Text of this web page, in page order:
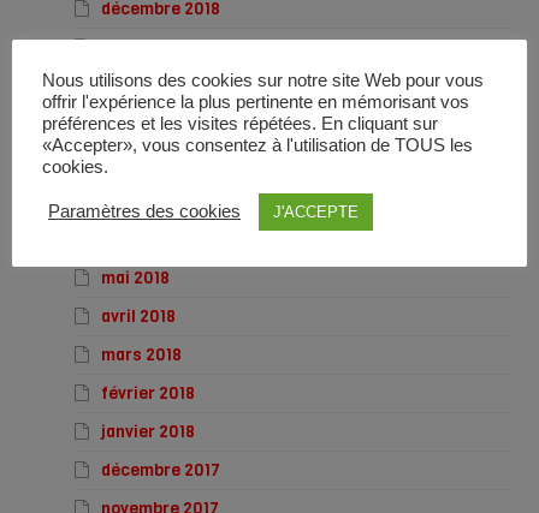
décembre 2018
novembre 2018
octobre 2018
septembre 2018
août 2018
juillet 2018
mai 2018
avril 2018
mars 2018
février 2018
janvier 2018
décembre 2017
Nous utilisons des cookies sur notre site Web pour vous
offrir l'expérience la plus pertinente en mémorisant vos
préférences et les visites répétées. En cliquant sur
«Accepter», vous consentez à l'utilisation de TOUS les
cookies.
Paramètres des cookies J'ACCEPTE